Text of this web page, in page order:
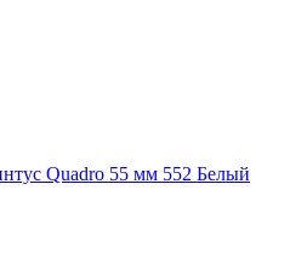
Quadro 55 мм 552 Белый